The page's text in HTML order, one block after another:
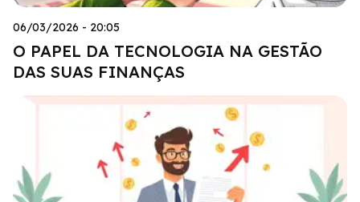
06/03/2026 - 20:05
O PAPEL DA TECNOLOGIA NA GESTÃO
DAS SUAS FINANÇAS